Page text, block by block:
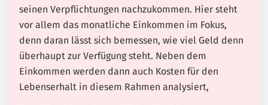
seinen Verpflichtungen nachzukommen. Hier steht
vor allem das monatliche Einkommen im Fokus,
denn daran lässt sich bemessen, wie viel Geld denn
überhaupt zur Verfügung steht. Neben dem
Einkommen werden dann auch Kosten für den
Lebenserhalt in diesem Rahmen analysiert,